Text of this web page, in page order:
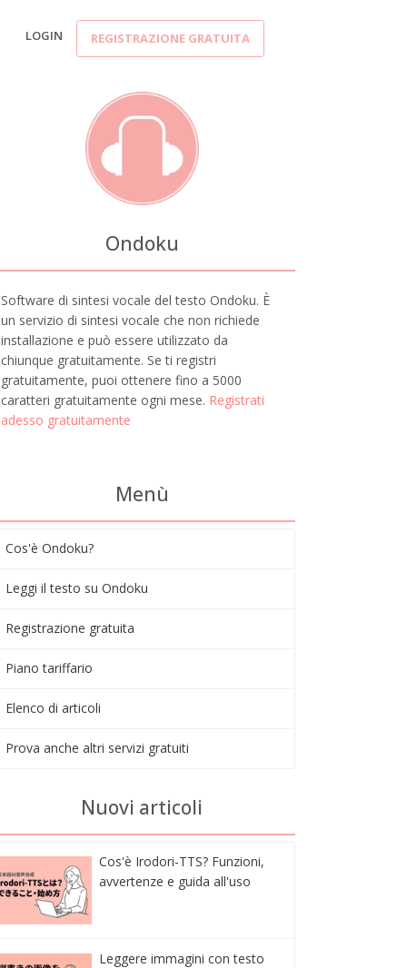
LOGIN REGISTRAZIONE GRATUITA
Ondoku
Software di sintesi vocale del testo Ondoku. È
un servizio di sintesi vocale che non richiede
installazione e può essere utilizzato da
chiunque gratuitamente. Se ti registri
gratuitamente, puoi ottenere fino a 5000
caratteri gratuitamente ogni mese. Registrati
adesso gratuitamente
Menù
Cos'è Ondoku?
Leggi il testo su Ondoku
Registrazione gratuita
Piano tariffario
Elenco di articoli
Prova anche altri servizi gratuiti
Nuovi articoli
Cos'è Irodori-TTS? Funzioni,
avvertenze e guida all'uso
Leggere immagini con testo